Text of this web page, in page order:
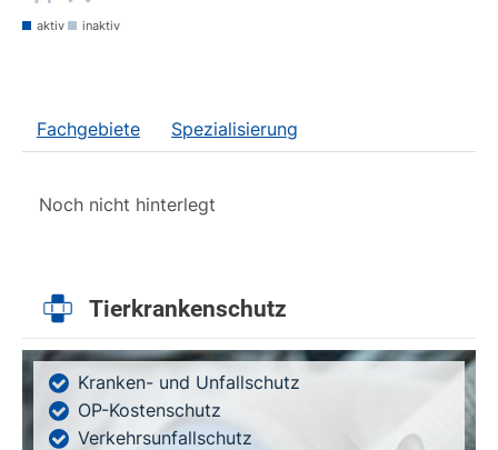
aktiv inaktiv
Fachgebiete Spezialisierung
Noch nicht hinterlegt
Tierkrankenschutz
Kranken- und Unfallschutz
OP-Kostenschutz
Verkehrsunfallschutz